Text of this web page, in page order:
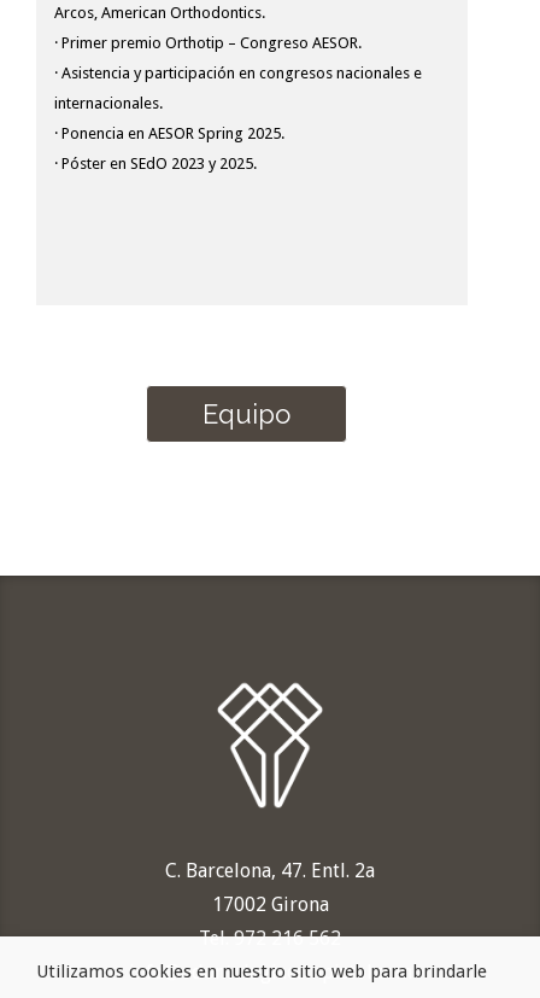
Arcos, American Orthodontics.
· Primer premio Orthotip – Congreso AESOR.
· Asistencia y participación en congresos nacionales e
internacionales.
· Ponencia en AESOR Spring 2025.
· Póster en SEdO 2023 y 2025.
Equipo
C. Barcelona, 47. Entl. 2a
17002 Girona
Tel. 972 216 562
info@odontologiacampistol.com
Utilizamos cookies en nuestro sitio web para brindarle